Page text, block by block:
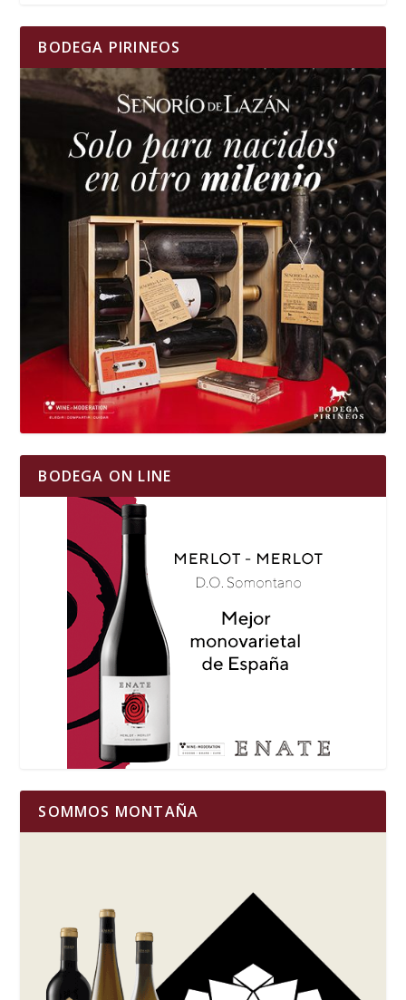
BODEGA PIRINEOS
BODEGA ON LINE
SOMMOS MONTAÑA